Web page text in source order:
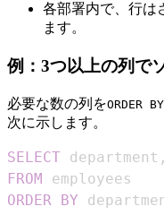
各部署内で、行は
ます。
例：3つ以上の列で
必要な数の列をORDER BY
次に示します。
SELECT department ,
FROM
ORDER
BY